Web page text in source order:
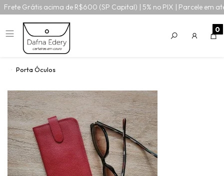
Frete Grátis acima de R$600 (SP Capital) | 5% no PIX | Parcele em
0
Porta Óculos